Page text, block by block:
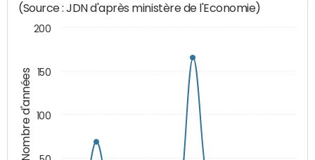
Nombre d'années
(Source : JDN d'après ministère de l'Economie)
100
150
200